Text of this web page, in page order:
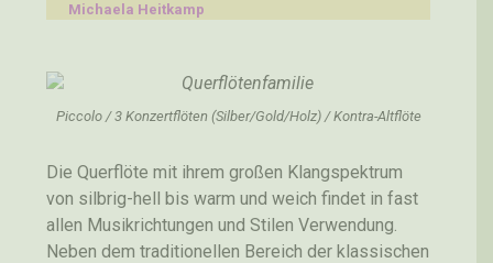
Michaela Heitkamp
Piccolo / 3 Konzertflöten (Silber/Gold/Holz) / Kontra-Altflöte
Die Querflöte mit ihrem großen Klangspektrum
von silbrig-hell bis warm und weich findet in fast
allen Musikrichtungen und Stilen Verwendung.
Neben dem traditionellen Bereich der klassischen